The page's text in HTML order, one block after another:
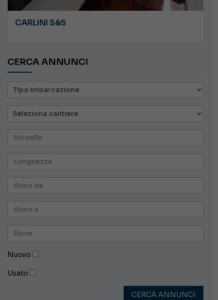
CARLINI S&S
CERCA ANNUNCI
Nuovo
Usato
CERCA ANNUNCI